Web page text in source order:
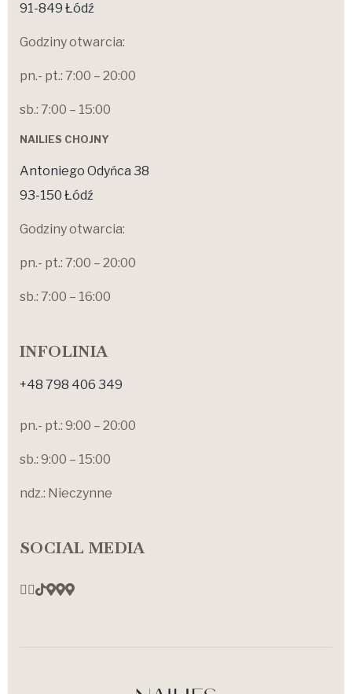
91-849 Łódź
Godziny otwarcia:
pn.- pt.: 7:00 – 20:00
sb.: 7:00 – 15:00
NAILIES CHOJNY
Antoniego Odyńca 38
93-150 Łódź
Godziny otwarcia:
pn.- pt.: 7:00 – 20:00
sb.: 7:00 – 16:00
INFOLINIA
+48 798 406 349
pn.- pt.: 9:00 – 20:00
sb.: 9:00 – 15:00
ndz.: Nieczynne
SOCIAL MEDIA